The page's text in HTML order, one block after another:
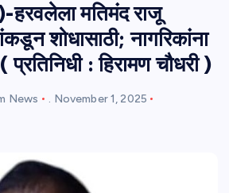
मतिमंद राजू
शोधासाठी; नागरिकांना
: हिरामण चौधरी )
News . November 1, 2025